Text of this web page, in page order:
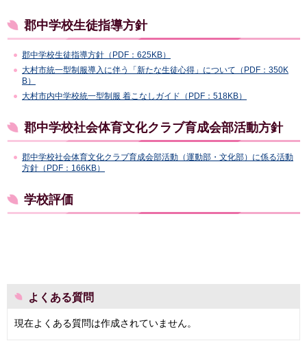
郡中学校生徒指導方針
郡中学校生徒指導方針（PDF：625KB）
大村市統一型制服導入に伴う「新たな生徒心得」について（PDF：350K
B）
大村市内中学校統一型制服 着こなしガイド（PDF：518KB）
郡中学校社会体育文化クラブ育成会部活動方針
郡中学校社会体育文化クラブ育成会部活動（運動部・文化部）に係る活動
方針（PDF：166KB）
学校評価
よくある質問
現在よくある質問は作成されていません。